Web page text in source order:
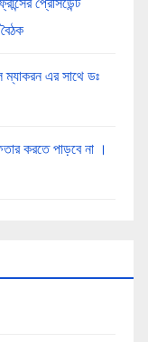
প্রেসিডেন্ট
ম্যাকরন এর সাথে ডঃ
করতে পাড়বে না ।